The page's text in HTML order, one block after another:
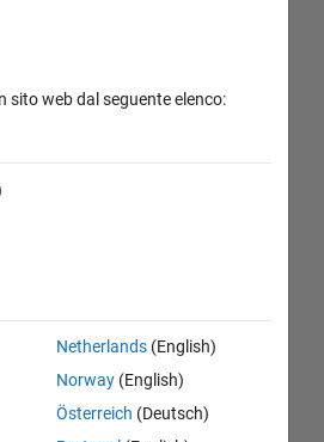
sito web dal seguente elenco:
Netherlands(English)
Norway(English)
Österreich (Deutsch)